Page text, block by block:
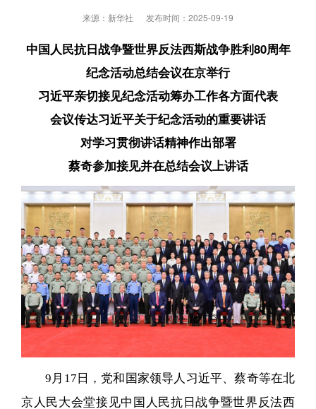
来源：新华社 发布时间： 2025-09-19
中国人民抗日战争暨世界反法西斯战争胜利80周年
纪念活动总结会议在京举行
习近平亲切接见纪念活动筹办工作各方面代表
会议传达习近平关于纪念活动的重要讲话
对学习贯彻讲话精神作出部署
蔡奇参加接见并在总结会议上讲话
9月17日，党和国家领导人习近平、蔡奇等在北
京人民大会堂接见中国人民抗日战争暨世界反法西